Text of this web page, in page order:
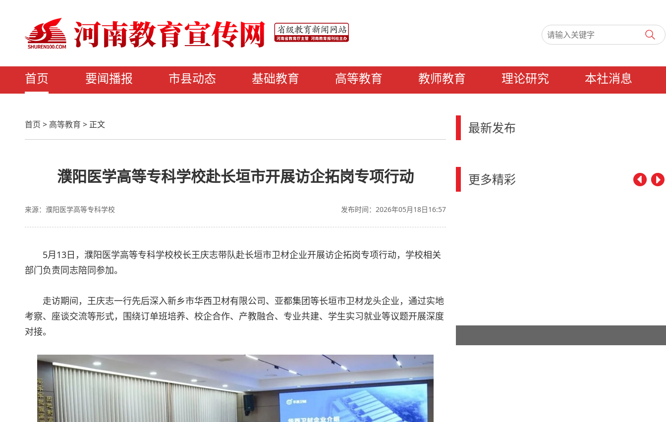
首页 要闻播报 市县动态 基础教育 高等教育 教师教育 理论研究 本社消息
首页 > 高等教育 > 正文
濮阳医学高等专科学校赴长垣市开展访企拓岗专项行动
发布时间：2026年05月18日16:57
来源：濮阳医学高等专科学校
5月13日，濮阳医学高等专科学校校长王庆志带队赴长垣市卫材企业开展访企拓岗专项行动，学校相关
部门负责同志陪同参加。
走访期间，王庆志一行先后深入新乡市华西卫材有限公司、亚都集团等长垣市卫材龙头企业，通过实地
考察、座谈交流等形式，围绕订单班培养、校企合作、产教融合、专业共建、学生实习就业等议题开展深度
对接。
最新发布
更多精彩